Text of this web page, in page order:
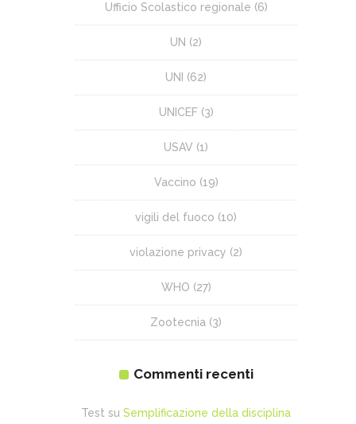
Ufficio Scolastico regionale (6)
UN (2)
UNI (62)
UNICEF(3)
USAV (1)
Vaccino (19)
vigili del fuoco (10)
violazione privacy (2)
WHO (27)
Zootecnia (3)
Commenti recenti
Test su Semplificazione della disciplina